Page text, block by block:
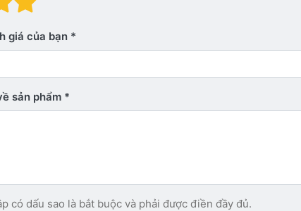
giá của bạn
sản phẩm
có dấu sao là bắt buộc và phải được điền đầy đủ.